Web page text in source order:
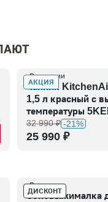
АКЦИЯ
В наличии
Чайник
1,5 л красный с
температуры
32 990 ₽ -21%
25 990 ₽
ДИСКОНТ
В наличии
Соковыжималка